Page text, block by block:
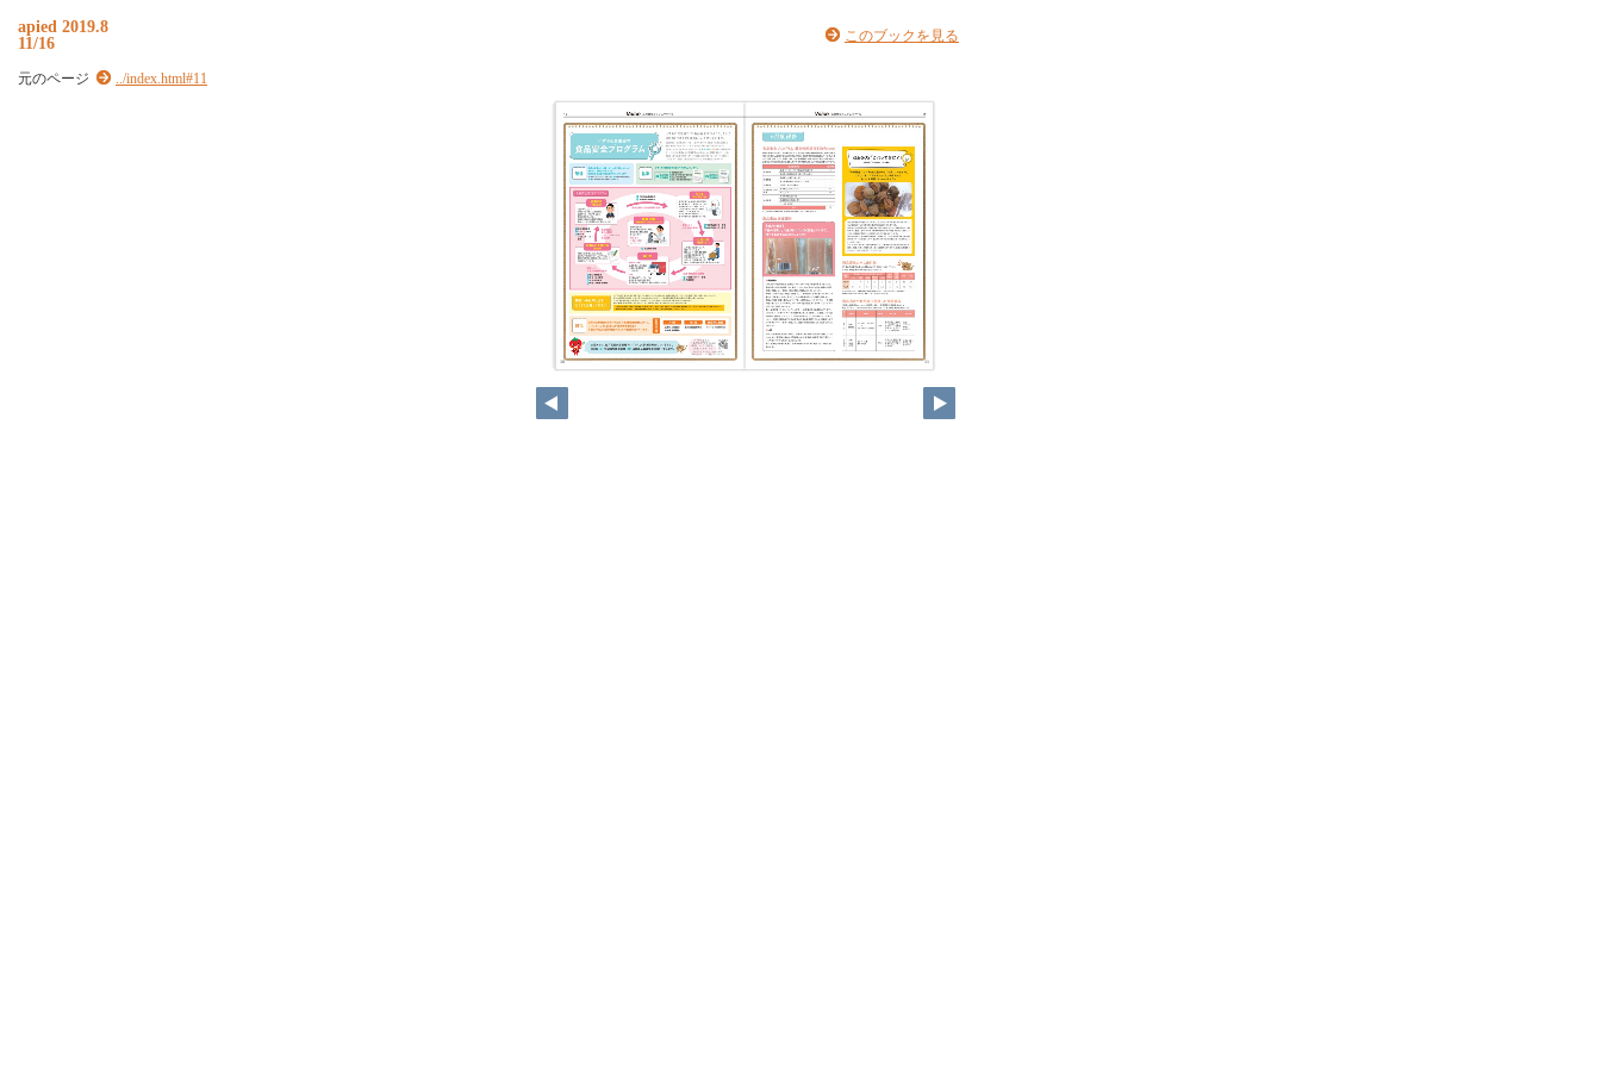
10 11
apied 2019.8
11/16
元のページ ../index.html#11
このブックを見る